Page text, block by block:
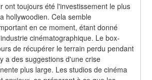
ont toujours été l'investissement le plus
hollywoodien. Cela semble
en ce moment, étant donné
cinématographique. Le box-
de récupérer le terrain perdu pendant
a des suggestions d'une crise
plus large. Les studios de cinéma